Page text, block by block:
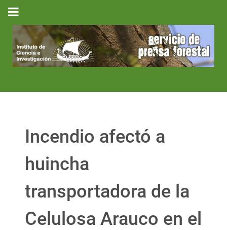
Incendio afectó a
huincha
transportadora de la
Celulosa Arauco en el